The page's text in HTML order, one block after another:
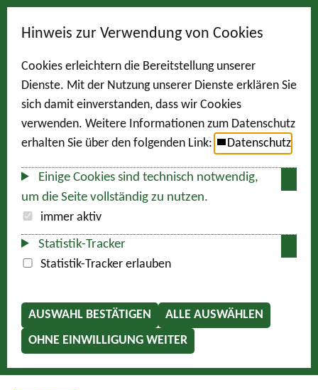
Hinweis zur Verwendung von Cookies
Cookies erleichtern die Bereitstellung unserer
Dienste. Mit der Nutzung unserer Dienste erklären Sie
sich damit einverstanden, dass wir Cookies
verwenden. Weitere Informationen zum Datenschutz
erhalten Sie über den folgenden Link:
Datenschutz
Einige Cookies sind technisch notwendig,
um die Seite vollständig zu nutzen.
immer aktiv
Statistik-Tracker
Statistik-Tracker erlauben
AUSWAHL BESTÄTIGEN
ALLE AUSWÄHLEN
OHNE EINWILLIGUNG WEITER